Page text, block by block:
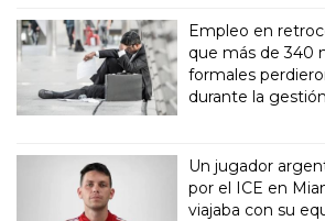
Empleo en
que más de 340
formales
durante la
Un jugador
por el ICE en
viajaba con su